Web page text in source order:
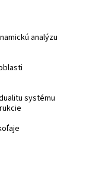
analýzu
systému